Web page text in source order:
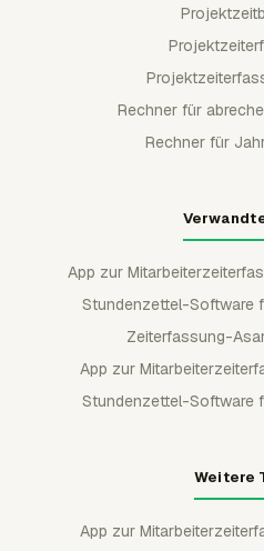
Rechner für
Rechner für
App zur
Stundenzettel-Software
Zeiterfassung-
App zur
Stundenzettel-Software
Weitere
App zur